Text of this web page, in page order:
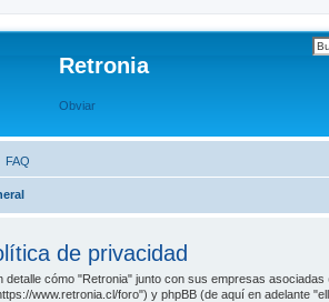
Retronia
Obviar
FAQ
de privacidad
detalle cómo "Retronia" junto con sus empresas
www.retronia.cl/foro") y phpBB (de aquí en adelante